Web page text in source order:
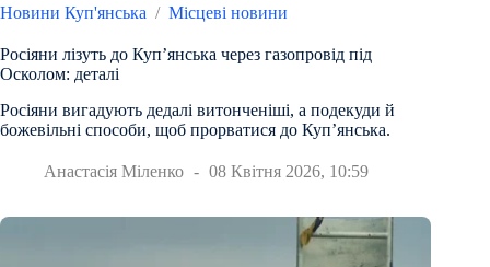
Новини Куп'янська / Місцеві новини
Росіяни лізуть до Куп’янська через газопровід під
Осколом: деталі
Росіяни вигадують дедалі витонченіші, а подекуди й
божевільні способи, щоб прорватися до Куп’янська.
Анастасія Міленко 08 Квітня 2026, 10:59